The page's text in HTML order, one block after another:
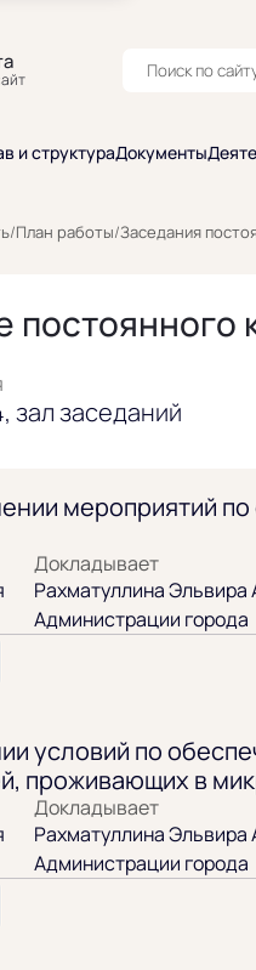
и структураДокументы
/План работы/Заседания
постоянного
зал заседаний
мероприятий
Докладывает
Рахматуллина Эльвира
Администрации города
условий по
проживающих в
Докладывает
Рахматуллина Эльвира
Администрации города